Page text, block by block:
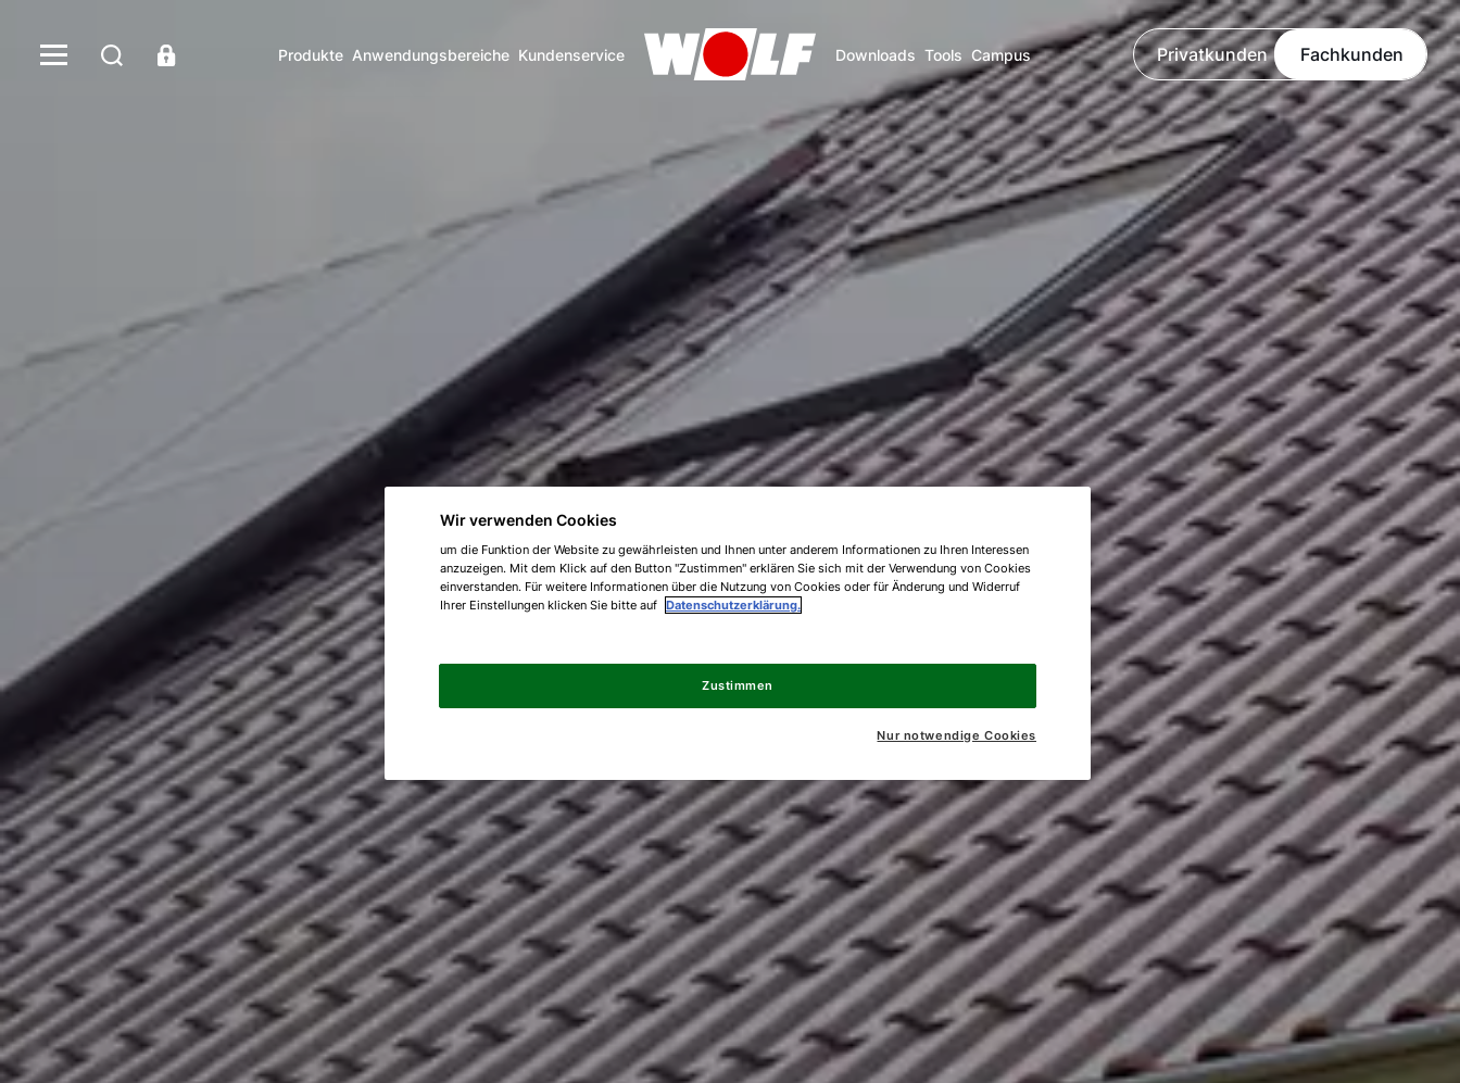
Produkte Anwendungsbereiche Kundenservice Downloads Tools Campus Privatkunden Fachkunden
Wir verwenden Cookies
um die Funktion der Website zu gewährleisten und Ihnen unter anderem Informationen zu Ihren Interessen
anzuzeigen. Mit dem Klick auf den Button "Zustimmen" erklären Sie sich mit der Verwendung von Cookies
einverstanden. Für weitere Informationen über die Nutzung von Cookies oder für Änderung und Widerruf
Ihrer Einstellungen klicken Sie bitte auf Datenschutzerklärung.
Nur notwendige Cookies
Zustimmen